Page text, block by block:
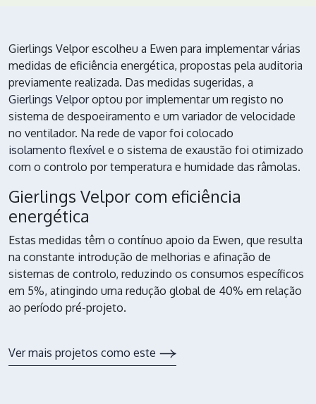
Gierlings Velpor escolheu a Ewen para implementar várias
medidas de eficiência energética, propostas pela auditoria
previamente realizada. Das medidas sugeridas, a
Gierlings Velporoptou por implementar um registo no
sistema de despoeiramento e um variador de velocidade
no ventilador. Na rede de vapor foi colocado
isolamento flexível e o sistema de exaustão foi otimizado
com o controlo por temperatura e humidade das râmolas.
Gierlings Velpor com eficiência
energética
Estas medidas têm o contínuo apoio da Ewen, que resulta
na constante introdução de melhorias e afinação de
sistemas de controlo, reduzindo os consumos específicos
em 5%, atingindo uma redução global de 40% em relação
ao período pré-projeto.
Ver mais projetos como este